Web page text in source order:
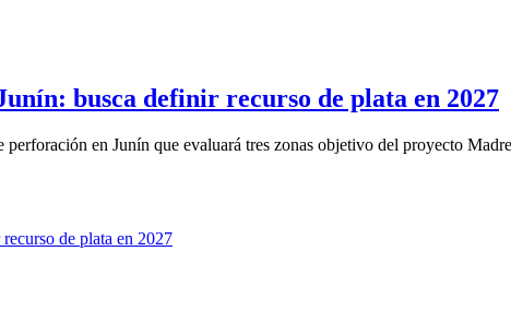
busca definir recurso de plata en 2027
en Junín que evaluará tres zonas objetivo del proyecto